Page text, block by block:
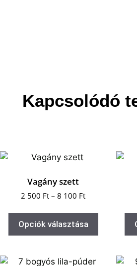
Kapcsolódó
Vagány szett
2 500 Ft – 8 100 Ft
Opciók választása